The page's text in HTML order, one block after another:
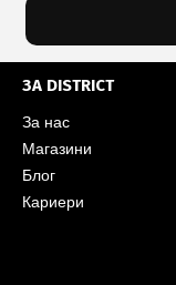
ЗА DISTRICT
За нас
Магазини
Блог
Кариери